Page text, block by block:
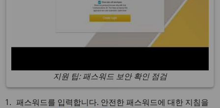
지원 팁: 패스워드 보안 확인 점검
패스워드를 입력합니다. 안전한 패스워드에 대한 지침을